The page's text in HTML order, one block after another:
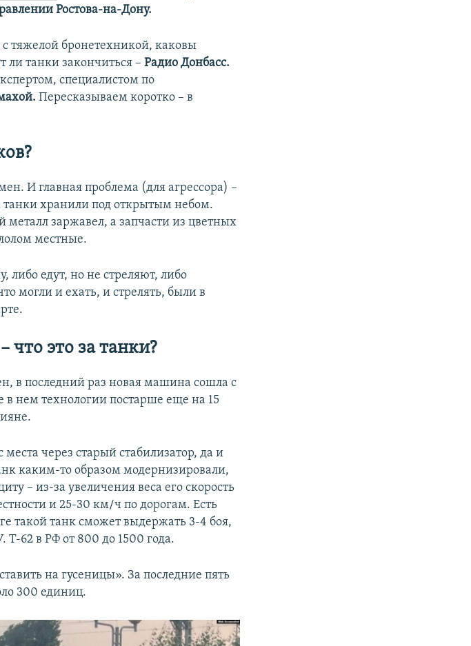
Ростова-на-Дону.
тяжелой бронетехникой, каковы
ли танки закончиться –Радио Донбасс.
специалистом по
Пересказываем коротко – в
И главная проблема (для агрессора) –
танки хранили под открытым небом.
заржавел, а запчасти из цветных
местные.
либо едут, но не стреляют, либо
могли и ехать, и стрелять, были в
это за танки?
в последний раз новая машина сошла с
в нем технологии постарше еще на 15
через старый стабилизатор, да и
каким-то образом модернизировали,
– из-за увеличения веса его скорость
и 25-30 км/ч по дорогам. Есть
такой танк сможет выдержать 3-4 боя,
Т-62 в РФ от 800 до 1500 года.
на гусеницы». За последние пять
300 единиц.